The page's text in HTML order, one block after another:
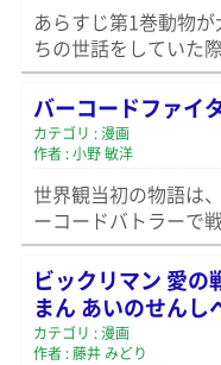
あらすじ第1巻動物
ちの世話をしていた
バーコードファイ
カテゴリ : 漫画
作者 : 小野 敏洋
世界観当初の物語は
ーコードバトラーで
ビックリマン 愛の
まん あいのせんし
カテゴリ : 漫画
作者 : 藤井 みどり